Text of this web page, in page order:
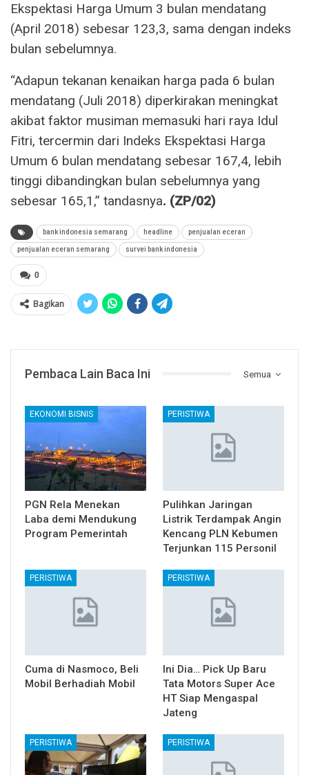
Ekspektasi Harga Umum 3 bulan mendatang
(April 2018) sebesar 123,3, sama dengan indeks
bulan sebelumnya.
“Adapun tekanan kenaikan harga pada 6 bulan
mendatang (Juli 2018) diperkirakan meningkat
akibat faktor musiman memasuki hari raya Idul
Fitri, tercermin dari Indeks Ekspektasi Harga
Umum 6 bulan mendatang sebesar 167,4, lebih
tinggi dibandingkan bulan sebelumnya yang
sebesar 165,1,” tandasnya. (ZP/02)
bank indonesia semarang headline penjualan eceran
penjualan eceran semarang survei bank indonesia
0
Bagikan
Semua
Pembaca Lain Baca Ini
EKONOMI BISNIS
PGN Rela Menekan
Laba demi Mendukung
Program Pemerintah
PERISTIWA
Pulihkan Jaringan
Listrik Terdampak Angin
Kencang PLN Kebumen
Terjunkan 115 Personil
PERISTIWA
Cuma di Nasmoco, Beli
Mobil Berhadiah Mobil
PERISTIWA
Ini Dia… Pick Up Baru
Tata Motors Super Ace
HT Siap Mengaspal
Jateng
PERISTIWA PERISTIWA